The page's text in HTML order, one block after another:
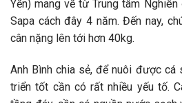
Yến) mang về từ Trung tâm
Sapa cách đây 4 năm. Đến nay,
cân nặng lên tới hơn 40kg.
Anh Bình chia sẻ, để nuôi được cá
triển tốt cần có rất nhiều yếu tố.